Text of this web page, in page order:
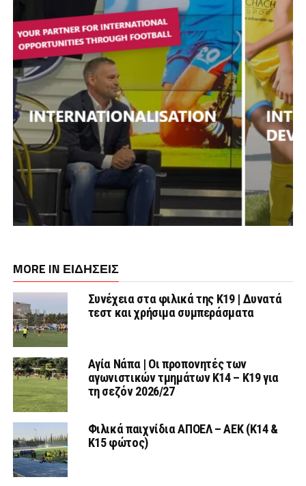
MORE IN ΕΙΔΗΣΕΙΣ
Συνέχεια στα φιλικά της Κ19 | Δυνατά
τεστ και χρήσιμα συμπεράσματα
Αγία Νάπα | Οι προπονητές των
αγωνιστικών τμημάτων Κ14 – Κ19 για
τη σεζόν 2026/27
Φιλικά παιχνίδια ΑΠΟΕΛ – ΑΕΚ (Κ14 &
Κ15 φώτος)